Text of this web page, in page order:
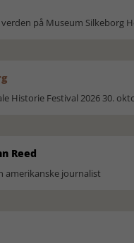
på Museum Silkeborg
Historie Festival 2026 30.
Reed
journalist